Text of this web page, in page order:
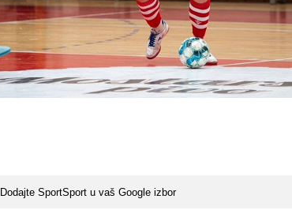
Dodajte SportSport u vaš Google izbor